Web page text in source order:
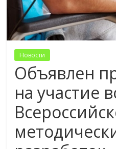
Новости
Объявлен
на участие